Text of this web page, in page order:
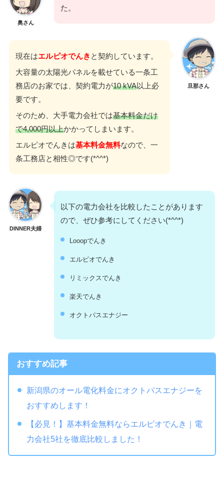
奥さん
た。
旦那さん
現在はエルピオでんき と契約しています。
大容量の太陽光パネルを載せている一条工
務店のお家では、契約電力が10 kVA以上必
要です。
そのため、大手電力会社では基本料金だけ
で4,000円以上かかってしまいます。
エルピオでんきは基本料金無料なので、一
条工務店と相性◎です(*^^*)
DINNER夫婦
以下の電力会社を比較したことがあります
ので、ぜひ参考にしてください(*^^*)
Looopでんき
エルピオでんき
リミックスでんき
楽天でんき
オクトパスエナジー
おすすめ記事
新潟県のオール電化料金にオクトパスエナジーを
おすすめします！
【必見！】基本料金無料ならエルピオでんき｜電
力会社5社を徹底比較しました！